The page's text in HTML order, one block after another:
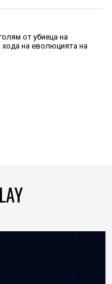
от убиеца на
на еволюцията на